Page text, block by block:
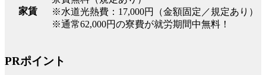
家賃
※水道光熱費：17,000円（金額固定／規定あり）
※通常62,000円の寮費が就労期間中無料！
PRポイント